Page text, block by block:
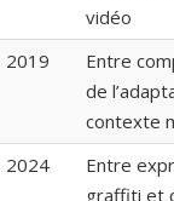
vidéo
2019
Entre
de
contexte
2024
Entre
graffiti et